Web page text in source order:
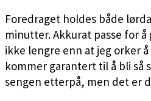
Foredraget holdes både
minutter. Akkurat passe for
ikke lengre enn at jeg orker
kommer garantert til å bli så
sengen etterpå, men det er